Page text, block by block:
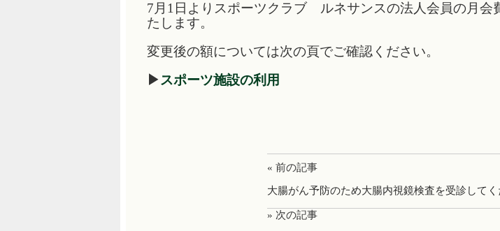
7月1日よりスポーツクラブ ルネサンスの法人会員の月会
たします。
変更後の額については次の頁でご確認ください。
▶スポーツ施設の利用
« 前の記事
大腸がん予防のため大腸内視鏡検査を受診してく
» 次の記事